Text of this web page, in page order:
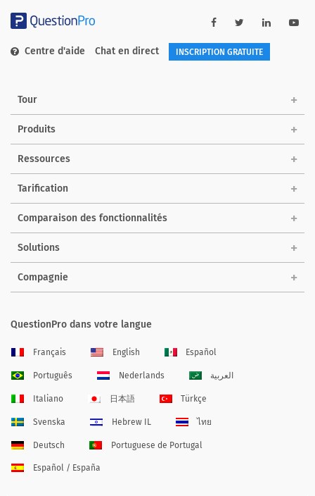
Centre d'aide Chat en direct INSCRIPTION GRATUITE
Tour
Produits
Ressources
Tarification
Comparaison des fonctionnalités
Solutions
Compagnie
QuestionPro dans votre langue
Français English Español
Português Nederlands العربية
Italiano 日本語 Türkçe
Svenska Hebrew IL ไทย
Deutsch Portuguese de Portugal
Español / España